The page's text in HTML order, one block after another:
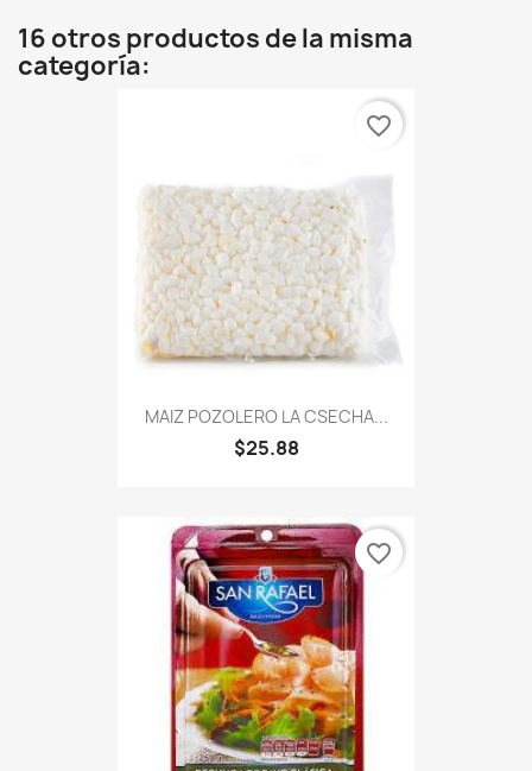
16 otros productos de la misma
categoría:
MAIZ POZOLERO LA CSECHA...
$25.88
favorite_border
favorite_border